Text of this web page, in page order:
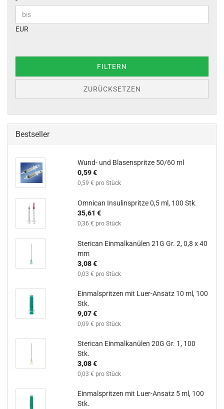
EUR
FILTERN
ZURÜCKSETZEN
Bestseller
Wund- und Blasenspritze 50/60 ml
0,59 €
0,59 € pro Stück
Omnican Insulinspritze 0,5 ml, 100 Stk.
35,61 €
0,36 € pro Stück
Sterican Einmalkanülen 21G Gr. 2, 0,8 x 40
mm
3,08 €
0,03 € pro Stück
Einmalspritzen mit Luer-Ansatz 10 ml, 100
Stk.
9,07 €
0,09 € pro Stück
Sterican Einmalkanülen 20G Gr. 1, 100
Stk.
3,08 €
0,03 € pro Stück
Einmalspritzen mit Luer-Ansatz 5 ml, 100
Stk.